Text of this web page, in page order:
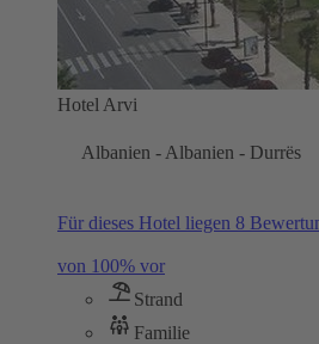
Hotel Arvi
Albanien - Albanien - Durrës
Für dieses Hotel liegen 8
von 100% vor
Strand
Familie